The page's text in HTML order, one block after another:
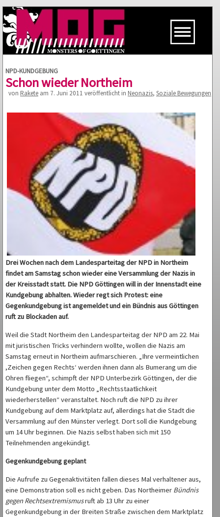
NPD-KUNDGEBUNG
Schon wieder Northeim
von Rakete am 7. Juni 2011 veröffentlicht in Neonazis, Soziale Bewegungen
Drei Wochen nach dem Landesparteitag der NPD in Northeim
findet am Samstag schon wieder eine Versammlung der Nazis in
der Kreisstadt statt. Die NPD Göttingen will in der Innenstadt eine
Kundgebung abhalten. Wieder regt sich Protest: eine
Gegenkundgebung ist angemeldet und ein Bündnis aus Göttingen
ruft zu Blockaden auf.
Weil die Stadt Northeim den Landesparteitag der NPD am 22. Mai
mit juristischen Tricks verhindern wollte, wollen die Nazis am
Samstag erneut in Northeim aufmarschieren. „Ihre vermeintlichen
,Zeichen gegen Rechts‘ werden ihnen dann als Bumerang um die
Ohren fliegen“, schimpft der NPD Unterbezirk Göttingen, der die
Kundgebung unter dem Motto „Rechtsstaatlichkeit
wiederherstellen“ veranstaltet. Noch ruft die NPD zu ihrer
Kundgebung auf dem Marktplatz auf, allerdings hat die Stadt die
Versammlung auf den Münster verlegt. Dort soll die Kundgebung
um 14 Uhr beginnen. Die Nazis selbst haben sich mit 150
Teilnehmenden angekündigt.
Gegenkundgebung geplant
Die Aufrufe zu Gegenaktivitäten fallen dieses Mal verhaltener aus,
eine Demonstration soll es nicht geben. Das Northeimer Bündnis
gegen Rechtsextremismusruft ab 13 Uhr zu einer
Gegenkundgebung in der Breiten Straße zwischen dem Marktplatz